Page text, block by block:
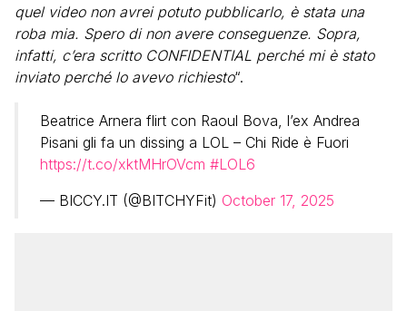
quel video non avrei potuto pubblicarlo, è stata una
roba mia. Spero di non avere conseguenze. Sopra,
infatti, c’era scritto CONFIDENTIAL perché mi è stato
inviato perché lo avevo richiesto“.
Beatrice Arnera flirt con Raoul Bova, l’ex Andrea
Pisani gli fa un dissing a LOL – Chi Ride è Fuori
https://t.co/xktMHrOVcm #LOL6
— BICCY.IT (@BITCHYFit) October 17, 2025